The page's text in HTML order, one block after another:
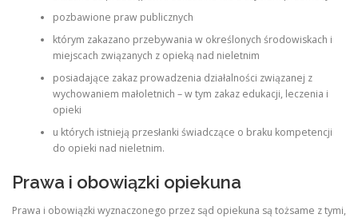
pozbawione praw publicznych
którym zakazano przebywania w określonych środowiskach i
miejscach związanych z opieką nad nieletnim
posiadające zakaz prowadzenia działalności związanej z
wychowaniem małoletnich – w tym zakaz edukacji, leczenia i
opieki
u których istnieją przesłanki świadczące o braku kompetencji
do opieki nad nieletnim.
Prawa i obowiązki opiekuna
Prawa i obowiązki wyznaczonego przez sąd opiekuna są tożsame z tymi,